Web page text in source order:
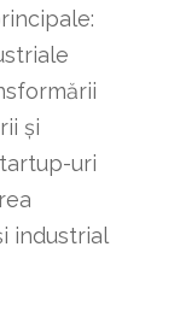
și
uri
industrial